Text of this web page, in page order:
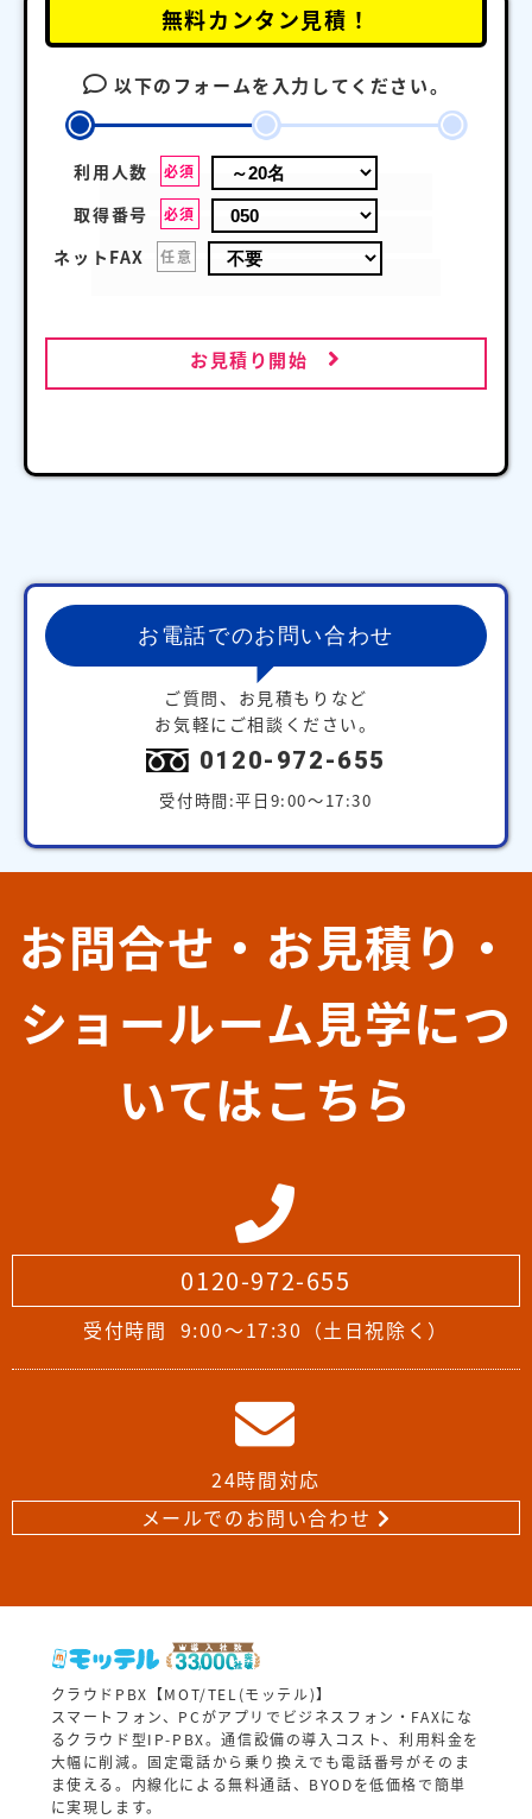
無料カンタン見積！
以下のフォームを入力してください。
利用人数 必須
取得番号 必須
ネットFAX 任意
お見積り開始
お電話でのお問い合わせ
ご質問、お見積もりなど
お気軽にご相談ください。
0120-972-655
受付時間:平日9:00～17:30
お問合せ・お見積り・
ショールーム見学につ
いてはこちら
0120-972-655
受付時間 9:00～17:30（土日祝除く）
24時間対応
メールでのお問い合わせ
クラウドPBX【MOT/TEL(モッテル)】
スマートフォン、PCがアプリでビジネスフォン・FAXにな
るクラウド型IP-PBX。通信設備の導入コスト、利用料金を
大幅に削減。固定電話から乗り換えでも電話番号がそのま
ま使える。内線化による無料通話、BYODを低価格で簡単
に実現します。